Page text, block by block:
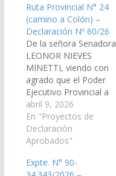
Ruta Provincial N° 24
(camino a Colón) –
Declaración Nº 60/26
De la señora Senadora
LEONOR NIEVES
MINETTI, viendo con
agrado que el Poder
Ejecutivo Provincial a
través de la Secretaría
de Obras Públicas
dependiente de la
Jefatura de Gabinete
asimismo la Dirección
abril 9, 2026
En "Proyectos de
Declaración
Aprobados"
Expte. N° 90-